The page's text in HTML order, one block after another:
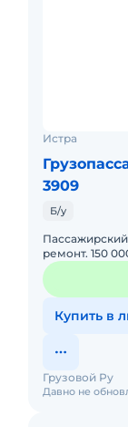
Истра
3909
Б/у
Пассажирский
ремонт. 150
Купить в
Давно не
Грузовой Ру